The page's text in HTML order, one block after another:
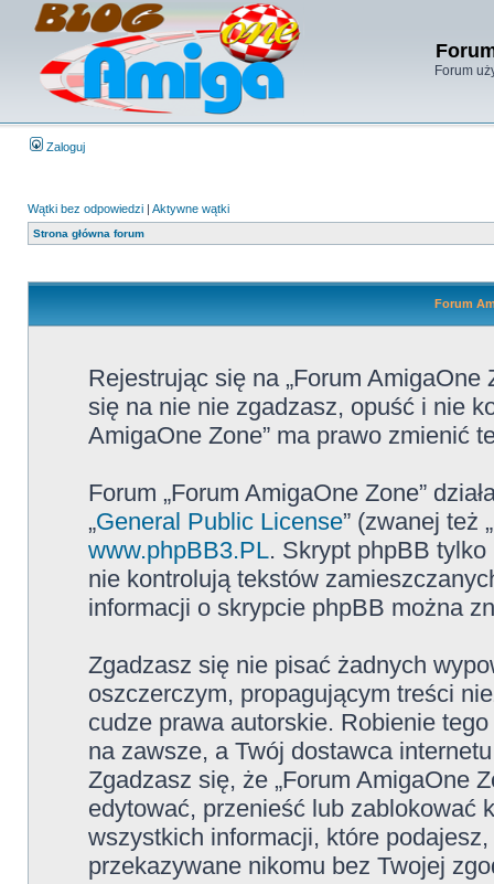
Forum
Zaloguj
Wątki bez odpowiedzi | Aktywne wątki
Strona główna forum
Forum
Rejestrując się na „Forum
się na nie nie zgadzasz, opuść i nie
AmigaOne Zone” ma prawo zmienić
Forum „Forum AmigaOne Zone”
„General Public License” (zwanej też
www.phpBB3.PL. Skrypt phpBB tylko
nie kontrolują tekstów
informacji o skrypcie phpBB można
Zgadzasz się nie pisać żadnych
oszczerczym, propagującym treści
cudze prawa autorskie. Robienie
na zawsze, a Twój dostawca
Zgadzasz się, że „Forum AmigaOne
edytować, przenieść lub zablokować
wszystkich informacji, które
przekazywane nikomu bez Twojej